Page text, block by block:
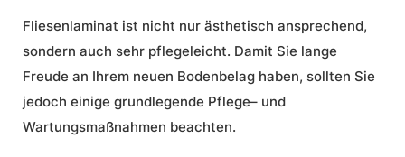
Fliesenlaminat ist nicht nur ästhetisch ansprechend,
sondern auch sehr pflegeleicht. Damit Sie lange
Freude an Ihrem neuen Bodenbelag haben, sollten Sie
jedoch einige grundlegende Pflege– und
Wartungsmaßnahmen beachten.